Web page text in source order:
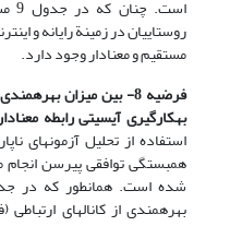
مستقیم و معنادار وجود دارد.
فرضیه 8- بین میزان بهره
بهکارگیری آیسیتی رابطه
استفاده از تحلیل آزمونهای